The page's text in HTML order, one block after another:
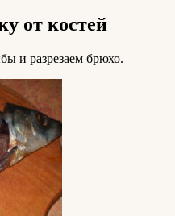
от костей
и разрезаем брюхо.